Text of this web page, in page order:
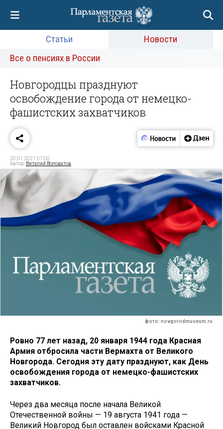
Статьи
Новости
Все о пенсиях в России
Новгородцы празднуют
освобождение города от немецко-
фашистских захватчиков
20.01.2021 07:00
Автор: Виталий Воловатов
фото: novgorodmuseum.ru
Ровно 77 лет назад, 20 января 1944 года Красная
Армия отбросила части Вермахта от Великого
Новгорода. Сегодня эту дату празднуют, как День
освобождения города от немецко-фашистских
захватчиков.
Через два месяца после начала Великой
Отечественной войны — 19 августа 1941 года —
Великий Новгород был оставлен войсками Красной